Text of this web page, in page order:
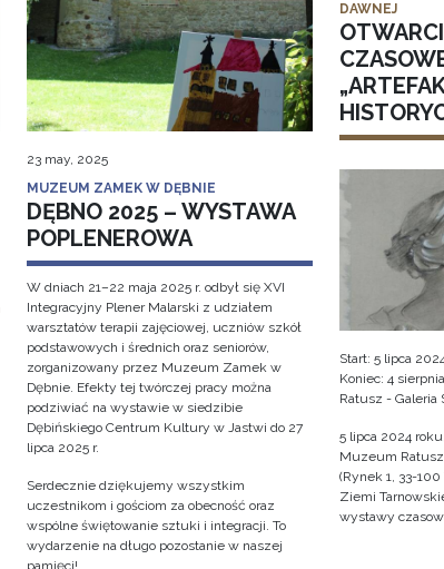
23 may, 2025
MUZEUM ZAMEK W DĘBNIE
DĘBNO 2025 – WYSTAWA
POPLENEROWA
W dniach 21–22 maja 2025 r. odbył się XVI
Integracyjny Plener Malarski z udziałem
warsztatów terapii zajęciowej, uczniów szkół
podstawowych i średnich oraz seniorów,
zorganizowany przez Muzeum Zamek w
Dębnie. Efekty tej twórczej pracy można
podziwiać na wystawie w siedzibie
Dębińskiego Centrum Kultury w Jastwi do 27
lipca 2025 r.
Serdecznie dziękujemy wszystkim
uczestnikom i gościom za obecność oraz
wspólne świętowanie sztuki i integracji. To
wydarzenie na długo pozostanie w naszej
pamięci!
DAWNEJ
Start: 5 lipca
Koniec: 4
Ratusz - Galeria
5 lipca 2024
Muzeum
(Rynek 1, 33-
Ziemi
wystawy